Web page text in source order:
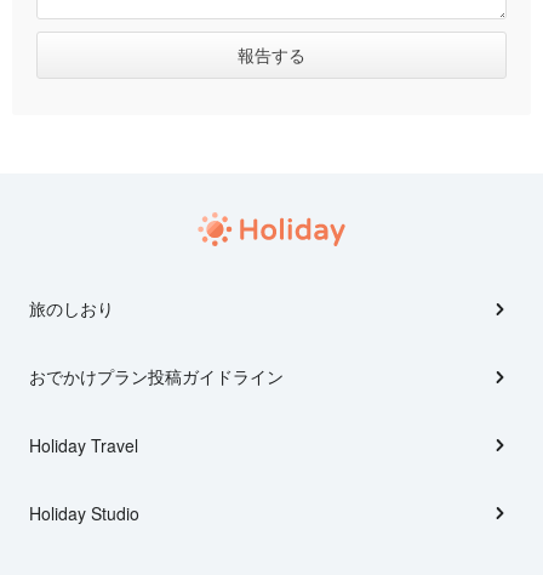
旅のしおり
おでかけプラン投稿ガイドライン
Holiday Travel
Holiday Studio